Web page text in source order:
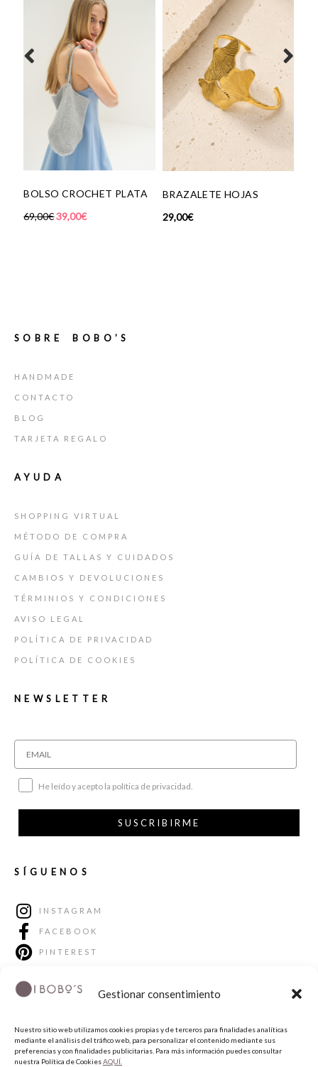
Gestionar consentimiento
Nuestro sitio web utilizamos cookies propias y de terceros para finalidades analíticas
mediante el análisis del tráfico web, para personalizar el contenido mediante sus
preferencias y con finalidades publicitarias. Para más información puedes consultar
nuestra Política de CookiesAQUÍ.
PLATA
BRAZALETE HOJAS
GAFAS SOL
CAREY
27,00 €
SOBRE BOBO’S
HANDMADE
CONTACTO
BLOG
TARJETA REGALO
AYUDA
SHOPPING VIRTUAL
MÉTODO DE COMPRA
GUÍA DE TALLAS Y CUIDADOS
CAMBIOS Y DEVOLUCIONES
TÉRMINIOS Y CONDICIONES
AVISO LEGAL
POLÍTICA DE PRIVACIDAD
POLÍTICA DE COOKIES
NEWSLETTER
He leído y acepto la política de privacidad.
SUSCRIBIRME
SÍGUENOS
INSTAGRAM
FACEBOOK
PINTEREST